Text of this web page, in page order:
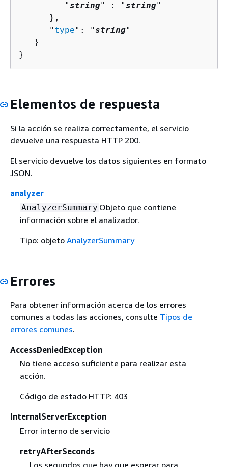
         "
string" : "string"
      },
      "
type": "string"
   }
}
Elementos de respuesta
Si la acción se realiza correctamente, el servicio
devuelve una respuesta HTTP 200.
El servicio devuelve los datos siguientes en formato
JSON.
analyzer
AnalyzerSummary Objeto que contiene
información sobre el analizador.
Tipo: objeto AnalyzerSummary
Errores
Para obtener información acerca de los errores
comunes a todas las acciones, consulte Tipos de
errores comunes.
AccessDeniedException
No tiene acceso suficiente para realizar esta
acción.
Código de estado HTTP: 403
InternalServerException
Error interno de servicio
retryAfterSeconds
Los segundos que hay que esperar para